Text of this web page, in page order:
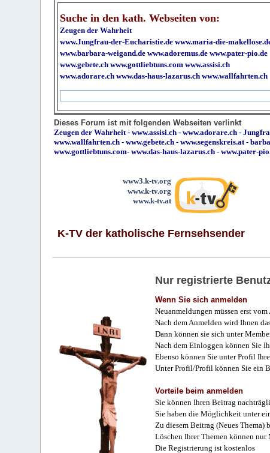
Suche in den kath. Webseiten von:
Zeugen der Wahrheit
www.Jungfrau-der-Eucharistie.de www.maria-die-
www.barbara-weigand.de www.adoremus.de www.pater-pio.de
www.gebete.ch www.gottliebtuns.com www.assisi.ch
www.adorare.ch www.das-haus-lazarus.ch www.wallfahrten.ch
Dieses Forum ist mit folgenden Webseiten verlinkt
Zeugen der Wahrheit-www.assisi.ch -www.adorare.ch -
www.wallfahrten.ch -www.gebete.ch -www.segenskreis.at-
www.gottliebtuns.com-www.das-haus-lazarus.ch - www.pater-
www3.k-tv.org
www.k-tv.org
www.k-tv.at
K-TV der katholische Fernsehsender
Nur registrierte
Wenn Sie sich anmelden
Neuanmeldungen müssen erst
Nach dem Anmelden wird Ihnen
Dann können sie sich unter
Nach dem Einloggen können Sie
Ebenso können Sie unter Profil
Unter Profil/Profil können Sie ein
Vorteile beim anmelden
Sie können Ihren Beitrag
Sie haben die Möglichkeit unter
Zu diesem Beitrag (Neues Thema)
Löschen Ihrer Themen können nur
Die Registrierung ist kostenlos